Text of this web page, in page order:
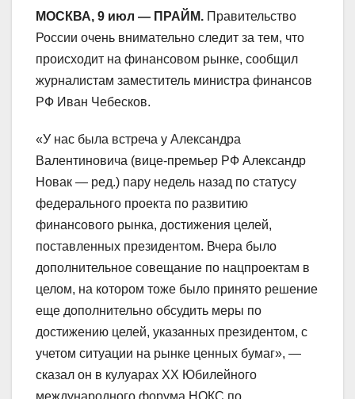
МОСКВА, 9 июл — ПРАЙМ. Правительство
России очень внимательно следит за тем, что
происходит на финансовом рынке, сообщил
журналистам заместитель министра финансов
РФ Иван Чебесков.
«У нас была встреча у Александра
Валентиновича (вице-премьер РФ Александр
Новак — ред.) пару недель назад по статусу
федерального проекта по развитию
финансового рынка, достижения целей,
поставленных президентом. Вчера было
дополнительное совещание по нацпроектам в
целом, на котором тоже было принято решение
еще дополнительно обсудить меры по
достижению целей, указанных президентом, с
учетом ситуации на рынке ценных бумаг», —
сказал он в кулуарах XX Юбилейного
международного форума НОКС по